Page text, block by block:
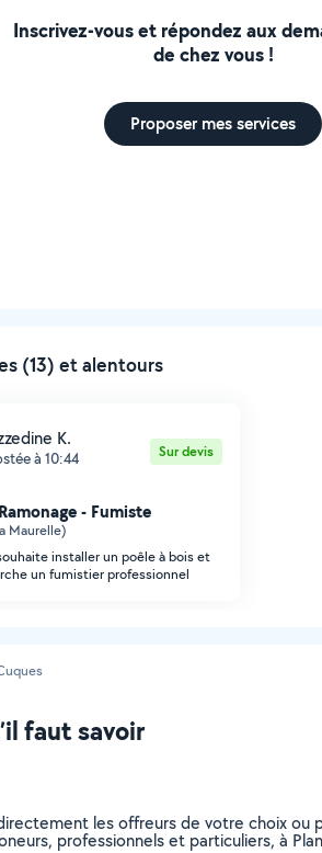
Inscrivez-vous et répondez aux
de chez vous !
Proposer mes services
(13) et alentours
K.
à 10:44 Sur devis
- Fumiste
Maurelle)
installer un poêle à bois et
un fumistier professionnel
faut savoir
les offreurs de votre choix
professionnels et particuliers, à